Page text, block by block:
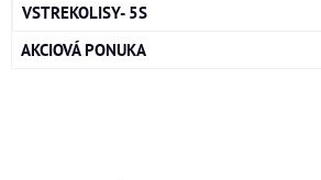
VSTREKOLISY- 5S
AKCIOVÁ PONUKA